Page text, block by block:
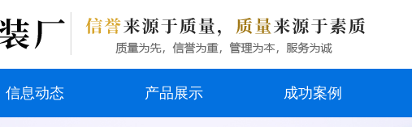
信息动态 产品展示 成功案例